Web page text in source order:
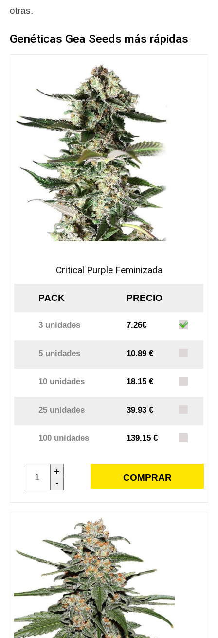
otras.
Genéticas Gea Seeds más rápidas
Critical Purple Feminizada
PACK PRECIO
3 unidades 7.26€
5 unidades 10.89 €
10 unidades 18.15 €
25 unidades 39.93 €
100 unidades 139.15 €
+
-
COMPRAR